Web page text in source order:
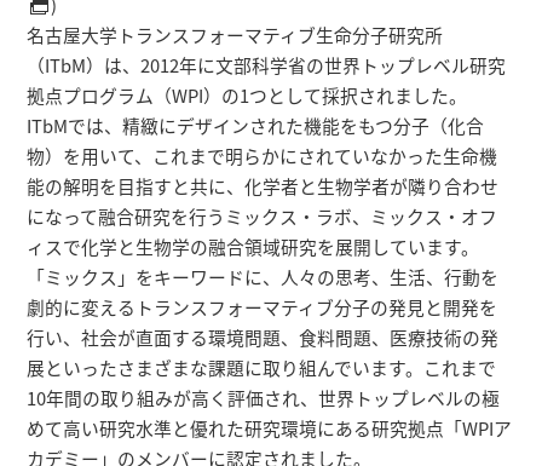
名古屋大学トランスフォーマティブ生命分子研究所
（ITbM）は、2012年に文部科学省の世界トップレベル研究
拠点プログラム（WPI）の1つとして採択されました。
ITbMでは、精緻にデザインされた機能をもつ分子（化合
物）を用いて、これまで明らかにされていなかった生命機
能の解明を目指すと共に、化学者と生物学者が隣り合わせ
になって融合研究を行うミックス・ラボ、ミックス・オフ
ィスで化学と生物学の融合領域研究を展開しています。
「ミックス」をキーワードに、人々の思考、生活、行動を
劇的に変えるトランスフォーマティブ分子の発見と開発を
行い、社会が直面する環境問題、食料問題、医療技術の発
展といったさまざまな課題に取り組んでいます。これまで
10年間の取り組みが高く評価され、世界トップレベルの極
めて高い研究水準と優れた研究環境にある研究拠点「WPIア
カデミー」のメンバーに認定されました。